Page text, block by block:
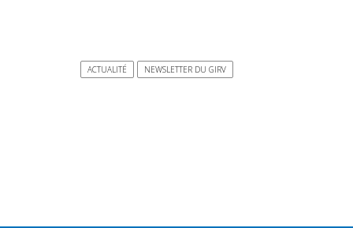
ACTUALITÉ NEWSLETTER DU GIRV